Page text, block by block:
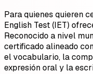
Para quienes quieren
English Test (IET)
Reconocido a nivel
certificado alineado
el vocabulario, la
expresión oral y la